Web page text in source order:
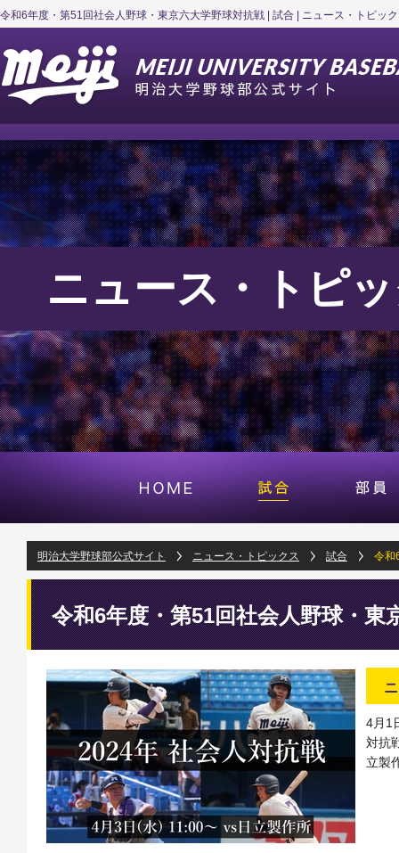
令和6年度・第51回社会人野球・東京六大学野球対抗戦 | 試合 | ニュース・トピッ
ニュース・トピ
明治大学野球部公式サイト ニュース・トピックス 試合 令和
令和6年度・第51回社会人野球・東
4月1
対抗
立製